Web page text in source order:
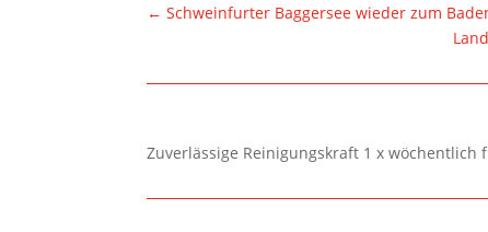
←Schweinfurter Baggersee wieder zum
Zuverlässige Reinigungskraft 1 x wöchentlich